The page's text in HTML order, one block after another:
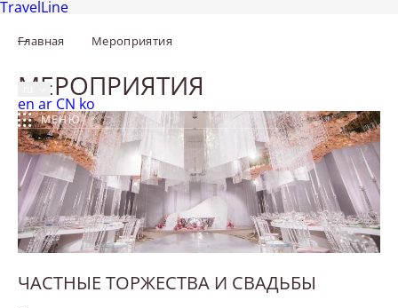
English
en العربية
ar 中文
CN 한국어
ko
МЕНЮ
TravelLine
Главная Мероприятия
МЕРОПРИЯТИЯ
ЧАСТНЫЕ ТОРЖЕСТВА И СВАДЬБЫ